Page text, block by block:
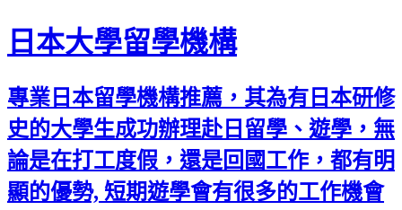
日本大學留學機構
專業日本留學機構推薦，其為有日本研修
史的大學生成功辦理赴日留學、遊學，無
論是在打工度假，還是回國工作，都有明
顯的優勢, 短期遊學會有很多的工作機會